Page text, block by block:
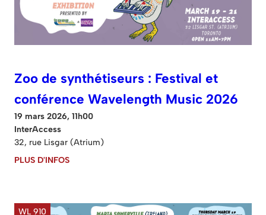
Zoo de synthétiseurs : Festival et
conférence Wavelength Music 2026
19 mars 2026, 11h00
InterAccess
32, rue Lisgar (Atrium)
PLUS D'INFOS
WL 910